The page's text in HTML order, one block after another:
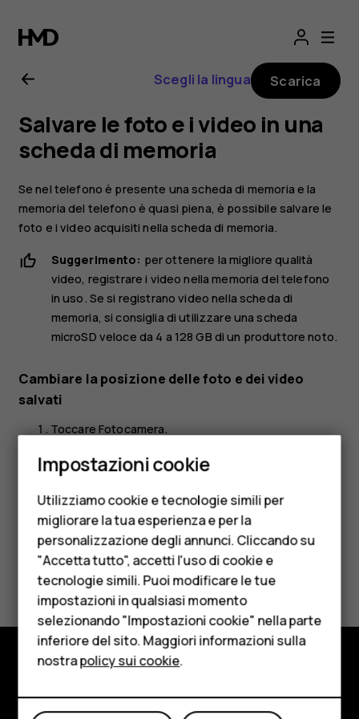
Manuale
d’uso
del
Nokia
8.1
Smartphone
Cellulari
Telefoni per anziani
Accessori
HMD Terra M
Per le imprese
Tablet
Negozio
Scegli la lingua Scarica
Salvare le foto e i video in una
scheda di memoria
Se nel telefono è presente una scheda di memoria e la
memoria del telefono è quasi piena, è possibile salvare le
foto e i video acquisiti nella scheda di memoria.
Suggerimento: per ottenere la migliore qualità
video, registrare i video nella memoria del telefono
in uso. Se si registrano video nella scheda di
memoria, si consiglia di utilizzare una scheda
microSD veloce da 4 a 128 GB di un produttore noto.
Cambiare la posizione delle foto e dei video
salvati
ToccareFotocamera.
Toccaremenu>Impostazioni >
Ti è stato d'aiuto?
Sì No
Impostazioni cookie
Utilizziamo cookie e tecnologie simili per
migliorare la tua esperienza e per la
personalizzazione degli annunci. Cliccando su
"Accetta tutto", accetti l'uso di cookie e
tecnologie simili. Puoi modificare le tue
impostazioni in qualsiasi momento
selezionando "Impostazioni cookie" nella parte
inferiore del sito. Maggiori informazioni sulla
nostrapolicy sui cookie.